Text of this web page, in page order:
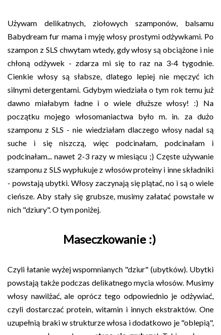
Używam delikatnych, ziołowych szamponów, balsamu
Babydream fur mama i myję włosy prostymi odżywkami. Po
szampon z SLS chwytam wtedy, gdy włosy są obciążone i nie
chłoną odżywek - zdarza mi się to raz na 3-4 tygodnie.
Cienkie włosy są słabsze, dlatego lepiej nie męczyć ich
silnymi detergentami. Gdybym wiedziała o tym rok temu już
dawno miałabym ładne i o wiele dłuższe włosy! :) Na
początku mojego włosomaniactwa było m. in. za dużo
szamponu z SLS - nie wiedziałam dlaczego włosy nadal są
suche i się niszczą, więc podcinałam, podcinałam i
podcinałam... nawet 2-3 razy w miesiącu ;) Częste używanie
szamponu z SLS wypłukuje z włosów proteiny i inne składniki
- powstają ubytki. Włosy zaczynają się plątać, no i są o wiele
cieńsze. Aby stały się grubsze, musimy załatać powstałe w
nich "dziury". O tym poniżej.
Maseczkowanie :)
Czyli łatanie wyżej wspomnianych "dziur" (ubytków). Ubytki
powstają także podczas delikatnego mycia włosów. Musimy
włosy nawilżać, ale oprócz tego odpowiednio je odżywiać,
czyli dostarczać protein, witamin i innych ekstraktów. One
uzupełnią braki w strukturze włosa i dodatkowo je "oblepią",